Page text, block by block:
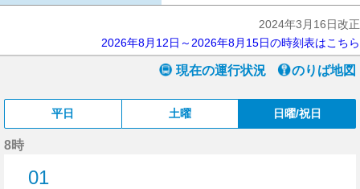
2024年3月16日改正
2026年8月12日～2026年8月15日の時刻表はこちら
現在の運行状況 のりば地図
平日 土曜 日曜/祝日
8時
01